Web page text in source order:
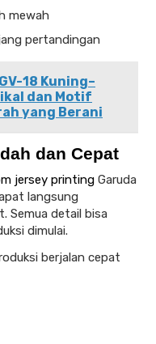
mewah
pertandingan
18 Kuning–
dan Motif
yang Berani
dan Cepat
jersey printing Garuda
langsung
Semua detail bisa
dimulai.
berjalan cepat